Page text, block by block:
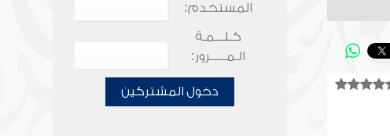
المستخدم:
كـلـــمـة
الـمـــــرور:
دخول المشتركين